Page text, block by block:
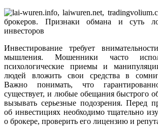
Инвестирование требует
мышления. Мошенники часто
психологические приемы и
людей вложить свои средства в
Важно понимать, что
существует, и любые обещания быстрого
вызывать серьезные подозрения. Перед
об инвестициях необходимо тщательно
о брокере, проверить его лицензию и